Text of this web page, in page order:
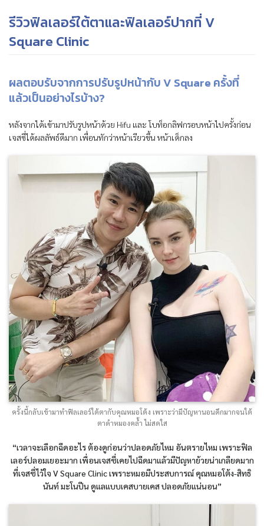
ค้นหาข้อมูล
รีวิวฟิลเลอร์ใต้ตาและฟิลเลอร์ปากที่ V
Square Clinic
ผลตอบรับจากการปรับรูปหน้ากับ V Square ครั้งที่
แล้วเป็นอย่างไรบ้าง?
หลังจากได้เข้ามาปรับรูปหน้าด้วย Hifu และ โบท็อกลิฟกรอบหน้าไปครั้งก่อน
เจสซี่ได้ผลลัพธ์ดีมาก เพื่อนทักว่าหน้าเรียวขึ้น หน้าเด็กลง
ครั้งนี้กลับเข้ามาทำฟิลเลอร์ใต้ตากับคุณหมอโต้ง เพราะว่ามีปัญหานอนดึกมากจนใต้
ตาดำหมองคล้ำ ไม่สดใส
“เวลาจะเลือกฉีดอะไร ต้องดูก่อนว่าปลอดภัยไหม อันตรายไหม เพราะฟิล
เลอร์ปลอมเยอะมาก เพื่อนเจสซี่เคยไปฉีดมาแล้วมีปัญหาย้วยน่าเกลียดมาก
ที่เจสซี่ไว้ใจ V Square Clinic เพราะหมอมีประสบการณ์ คุณหมอโต้ง-สิทธิ
นันท์ มะโนปีน ดูแลแบบเคสบายเคส ปลอดภัยแน่นอน”